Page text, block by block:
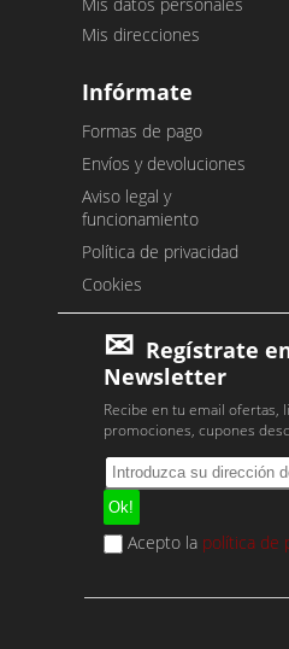
Mis direcciones
Infórmate
Formas de pago
Envíos y devoluciones
Aviso legal y
funcionamiento
Política de privacidad
Cookies
Regístrate
Newsletter
Recibe en tu email ofertas,
promociones, cupones
Acepto la política de